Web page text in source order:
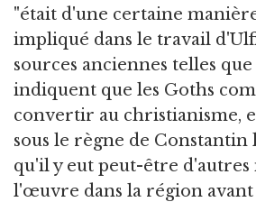
"était d'une certaine
impliqué dans le travail
sources anciennes telles
indiquent que les Goths
convertir au christianisme,
sous le règne de Constantin
qu'il y eut peut-être d'autres
l'œuvre dans la région avant